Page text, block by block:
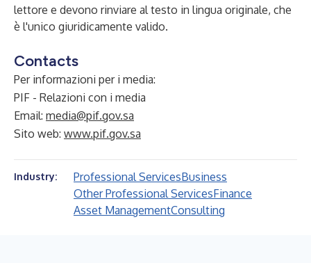
lettore e devono rinviare al testo in lingua originale, che
è l'unico giuridicamente valido.
Contacts
Per informazioni per i media:
PIF - Relazioni con i media
Email: media@pif.gov.sa
Sito web: www.pif.gov.sa
Industry: Professional ServicesBusiness
Other Professional ServicesFinance
Asset ManagementConsulting